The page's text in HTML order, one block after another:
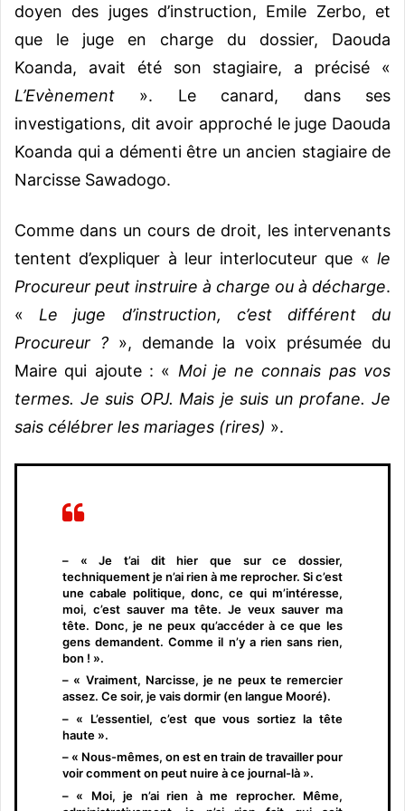
doyen des juges d’instruction, Emile Zerbo, et
que le juge en charge du dossier, Daouda
Koanda, avait été son stagiaire, a précisé «
L’Evènement ». Le canard, dans ses
investigations, dit avoir approché le juge Daouda
Koanda qui a démenti être un ancien stagiaire de
Narcisse Sawadogo.
Comme dans un cours de droit, les intervenants
tentent d’expliquer à leur interlocuteur que « le
Procureur peut instruire à charge ou à décharge.
« Le juge d’instruction, c’est différent du
Procureur ?», demande la voix présumée du
Maire qui ajoute : « Moi je ne connais pas vos
termes. Je suis OPJ. Mais je suis un profane. Je
sais célébrer les mariages (rires) ».
– « Je t’ai dit hier que sur ce dossier,
techniquement je n’ai rien à me reprocher. Si c’est
une cabale politique, donc, ce qui m’intéresse,
moi, c’est sauver ma tête. Je veux sauver ma
tête. Donc, je ne peux qu’accéder à ce que les
gens demandent. Comme il n’y a rien sans rien,
bon ! ».
– « Vraiment, Narcisse, je ne peux te remercier
assez. Ce soir, je vais dormir (en langue Mooré).
– « L’essentiel, c’est que vous sortiez la tête
haute ».
– « Nous-mêmes, on est en train de travailler pour
voir comment on peut nuire à ce journal-là ».
– « Moi, je n’ai rien à me reprocher. Même,